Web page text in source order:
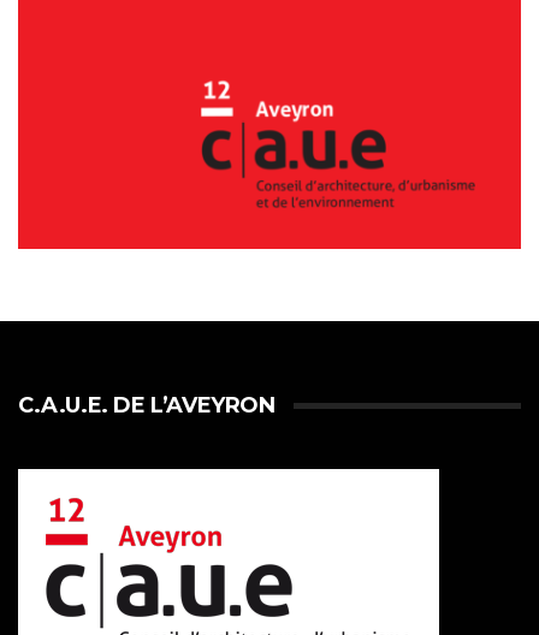
C.A.U.E. DE L’AVEYRON